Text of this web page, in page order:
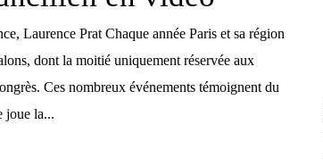
Laurence Prat Chaque année Paris et sa région
dont la moitié uniquement réservée aux
Ces nombreux événements témoignent du
joue la...